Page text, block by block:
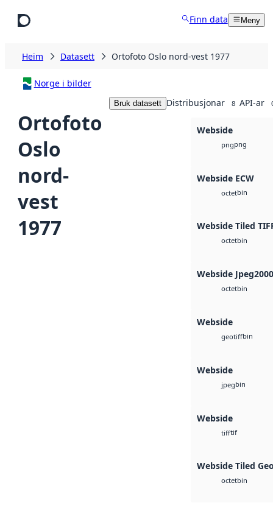
Finn data Meny
Heim Datasett Ortofoto Oslo nord-vest 1977
Norge i bilder
Ortofoto
Oslo
nord-
vest
1977
Bruk datasett Distribusjonar 8 API-ar
Webside
pngpng
Webside ECW
octetbin
Webside Tiled
octetbin
Webside Jpeg2000
octetbin
Webside
geotiffbin
Webside
jpegbin
Webside
tifftif
Webside Tiled
octetbin